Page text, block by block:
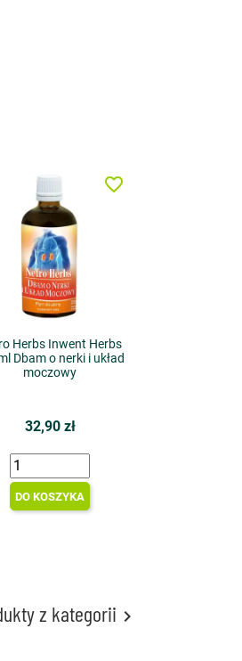
Herbs Inwent Herbs
Dbam o nerki i układ
moczowy
32,90 zł
DO KOSZYKA
favorite_border
z kategorii 